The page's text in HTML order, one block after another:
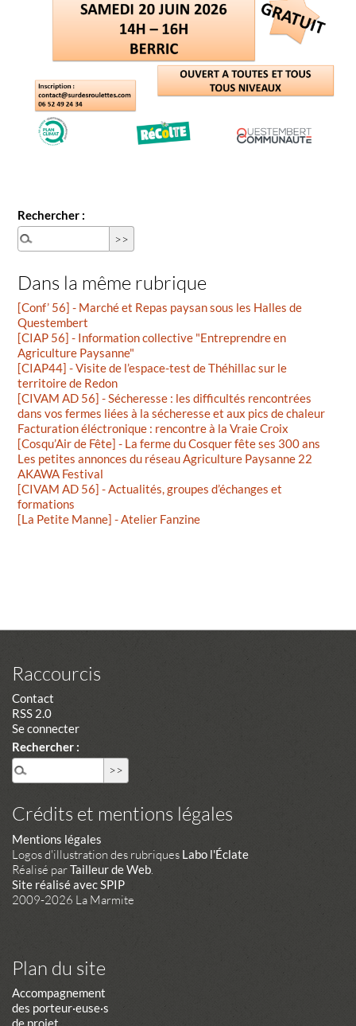
Rechercher :
Dans la même rubrique
[Conf’ 56] - Marché et Repas paysan sous les Halles de
Questembert
[CIAP 56] - Information collective "Entreprendre en
Agriculture Paysanne"
[CIAP44] - Visite de l’espace-test de Théhillac sur le
territoire de Redon
[CIVAM AD 56] - Sécheresse : les difficultés rencontrées
dans vos fermes liées à la sécheresse et aux pics de chaleur
Facturation éléctronique : rencontre à la Vraie Croix
[Cosqu’Air de Fête] - La ferme du Cosquer fête ses 300 ans
Les petites annonces du réseau Agriculture Paysanne 22
AKAWA Festival
[CIVAM AD 56] - Actualités, groupes d’échanges et
formations
[La Petite Manne] - Atelier Fanzine
Raccourcis
Contact
RSS 2.0
Se connecter
Rechercher :
Crédits et mentions légales
Mentions légales
Logos d'illustration des rubriques Labo l'Éclate
Réalisé parTailleur de Web
Site réalisé avec SPIP
2009-2026 La Marmite
Plan du site
Accompagnement
des porteur·euse·s
de projet